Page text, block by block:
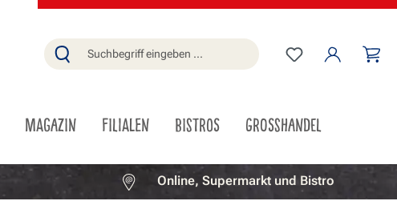
Du hast 0
MAGAZIN FILIALEN BISTROS GROSSHANDEL
Online, Supermarkt und Bistro